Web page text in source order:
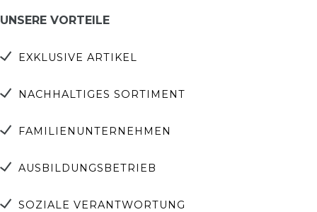
UNSERE VORTEILE
EXKLUSIVE ARTIKEL
NACHHALTIGES SORTIMENT
FAMILIENUNTERNEHMEN
AUSBILDUNGSBETRIEB
SOZIALE VERANTWORTUNG